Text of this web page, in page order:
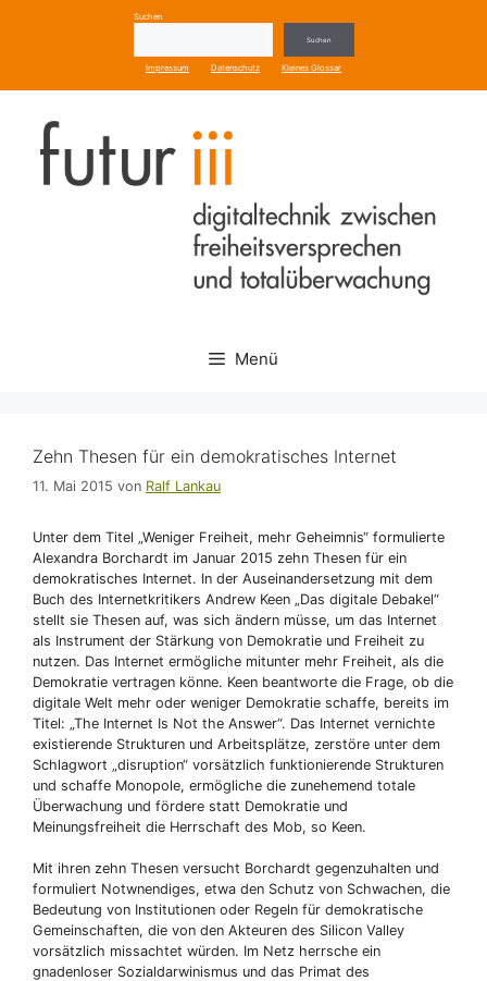
Suchen
Suchen
Impressum Datenschutz Kleines Glossar
Menü
Zehn Thesen für ein demokratisches Internet
11. Mai 2015 von Ralf Lankau
Unter dem Titel „Weniger Freiheit, mehr Geheimnis“ formulierte
Alexandra Borchardt im Januar 2015 zehn Thesen für ein
demokratisches Internet. In der Auseinandersetzung mit dem
Buch des Internetkritikers Andrew Keen „Das digitale Debakel“
stellt sie Thesen auf, was sich ändern müsse, um das Internet
als Instrument der Stärkung von Demokratie und Freiheit zu
nutzen. Das Internet ermögliche mitunter mehr Freiheit, als die
Demokratie vertragen könne. Keen beantworte die Frage, ob die
digitale Welt mehr oder weniger Demokratie schaffe, bereits im
Titel: „The Internet Is Not the Answer“. Das Internet vernichte
existierende Strukturen und Arbeitsplätze, zerstöre unter dem
Schlagwort „disruption“ vorsätzlich funktionierende Strukturen
und schaffe Monopole, ermögliche die zunehemend totale
Überwachung und fördere statt Demokratie und
Meinungsfreiheit die Herrschaft des Mob, so Keen.
Mit ihren zehn Thesen versucht Borchardt gegenzuhalten und
formuliert Notwnendiges, etwa den Schutz von Schwachen, die
Bedeutung von Institutionen oder Regeln für demokratische
Gemeinschaften, die von den Akteuren des Silicon Valley
vorsätzlich missachtet würden. Im Netz herrsche ein
gnadenloser Sozialdarwinismus und das Primat des